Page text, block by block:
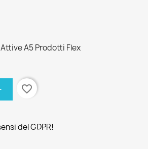
A5 Prodotti Flex
favorite_border
del GDPR!